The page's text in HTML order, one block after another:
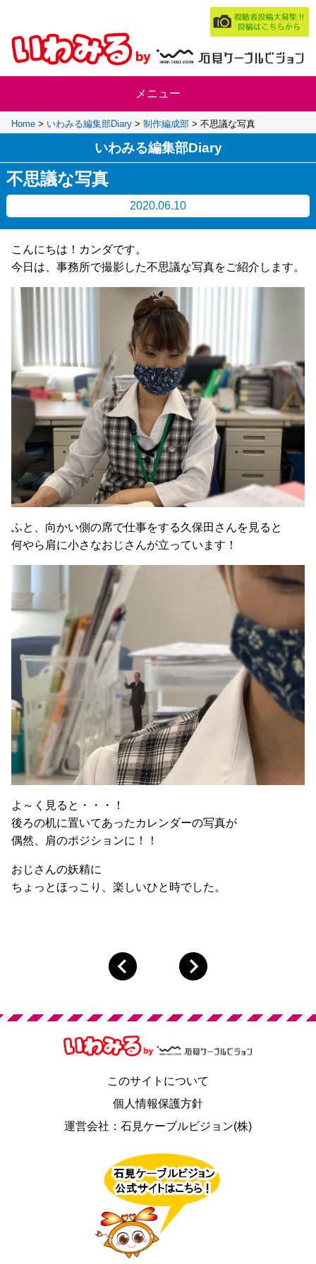
Home > いわみる編集部Diary > 制作編成部 > 不思議な写真
いわみる編集部Diary
不思議な写真
2020.06.10
こんにちは！カンダです。
今日は、事務所で撮影した不思議な写真をご紹介します。
ふと、向かい側の席で仕事をする久保田さんを見ると
何やら肩に小さなおじさんが立っています！
よ～く見ると・・・！
後ろの机に置いてあったカレンダーの写真が
偶然、肩のポジションに！！
おじさんの妖精に
ちょっとほっこり、楽しいひと時でした。
このサイトについて
個人情報保護方針
運営会社：石見ケーブルビジョン(株)